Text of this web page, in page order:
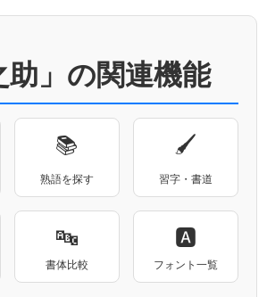
助」の関連機能
📚
熟語を探す
🖌
習字・書道
🔤
書体比較
🅰
フォント一覧